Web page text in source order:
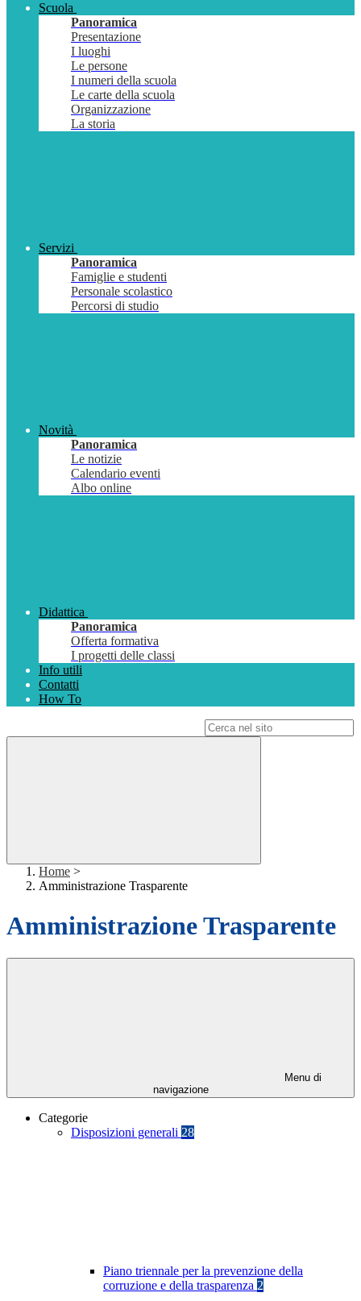
Scuola
Panoramica
Presentazione
I luoghi
Le persone
I numeri della scuola
Le carte della scuola
Organizzazione
La storia
Servizi
Panoramica
Famiglie e studenti
Personale scolastico
Percorsi di studio
Novità
Panoramica
Le notizie
Calendario eventi
Albo online
Didattica
Panoramica
Offerta formativa
I progetti delle classi
Info utili
Contatti
How To
Home >
Amministrazione Trasparente
Amministrazione Trasparente
Menu di
navigazione
Categorie
Disposizioni generali 28
Piano triennale per la prevenzione della
corruzione e della trasparenza 2